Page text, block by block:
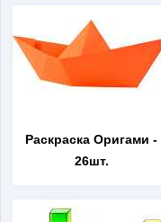
Раскраска Оригами -
26шт.